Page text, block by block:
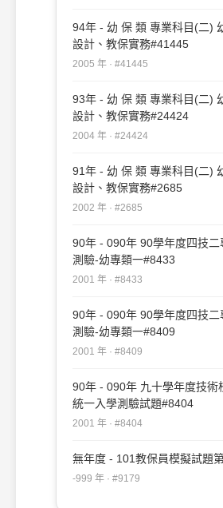
94年 - 幼 保 類 專業科目(二) 幼兒教保活動
設計、教保實務#41445
2005 年 · #41445
93年 - 幼 保 類 專業科目(二) 幼兒教保活動
設計、教保實務#24424
2004 年 · #24424
91年 - 幼 保 類 專業科目(二) 幼兒教保活動
設計、教保實務#2685
2002 年 · #2685
90年 - 090年 90學年度四技二
測驗-幼專類一#8433
2001 年 · #8433
90年 - 090年 90學年度四技二
測驗-幼專類一#8409
2001 年 · #8409
90年 - 090年 九十學年度技術
統一入學測驗試題#8404
2001 年 · #8404
無年度 - 101教保員模擬試題
-999 年 · #9179